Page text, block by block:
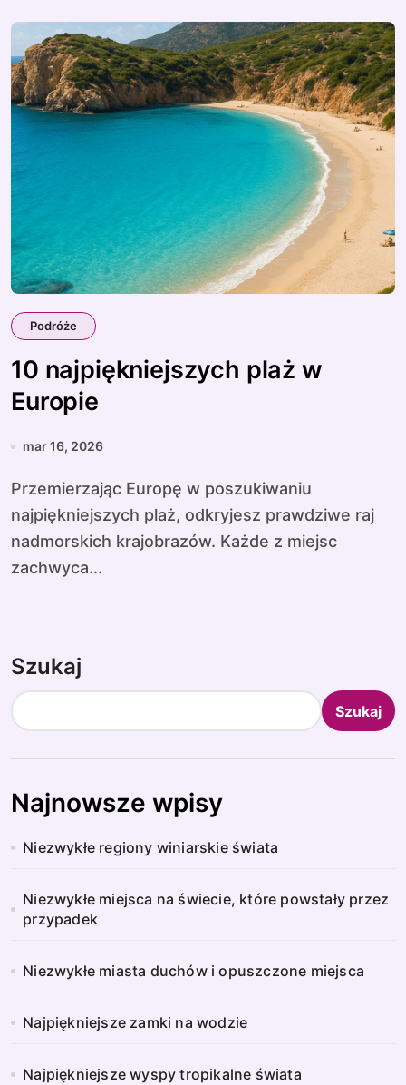
Podróże
10 najpiękniejszych plaż w
Europie
mar 16, 2026
Przemierzając Europę w poszukiwaniu
najpiękniejszych plaż, odkryjesz prawdziwe raj
nadmorskich krajobrazów. Każde z miejsc
zachwyca...
Szukaj
Szukaj
Najnowsze wpisy
Niezwykłe regiony winiarskie świata
Niezwykłe miejsca na świecie, które powstały przez
przypadek
Niezwykłe miasta duchów i opuszczone miejsca
Najpiękniejsze zamki na wodzie
Najpiękniejsze wyspy tropikalne świata